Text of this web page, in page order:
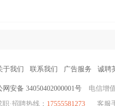
于我们 联系我们 广告服务 诚聘
网安备 34050402000001号 电信增
职·招聘热线： 17555581273 客服